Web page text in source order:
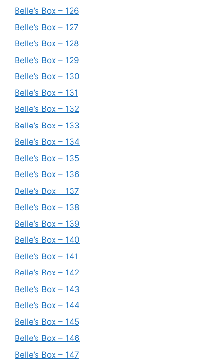
Belle’s Box – 126
Belle’s Box – 127
Belle’s Box – 128
Belle’s Box – 129
Belle’s Box – 130
Belle’s Box – 131
Belle’s Box – 132
Belle’s Box – 133
Belle’s Box – 134
Belle’s Box – 135
Belle’s Box – 136
Belle’s Box – 137
Belle’s Box – 138
Belle’s Box – 139
Belle’s Box – 140
Belle’s Box – 141
Belle’s Box – 142
Belle’s Box – 143
Belle’s Box – 144
Belle’s Box – 145
Belle’s Box – 146
Belle’s Box – 147